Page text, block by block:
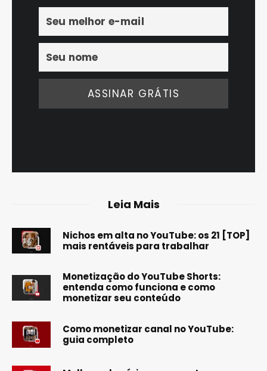
Leia Mais
Nichos em alta no YouTube: os 21 [TOP]
mais rentáveis para trabalhar
Monetização do YouTube Shorts:
entenda como funciona e como
monetizar seu conteúdo
Como monetizar canal no YouTube:
guia completo